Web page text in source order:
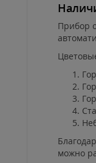
Прибор
можно